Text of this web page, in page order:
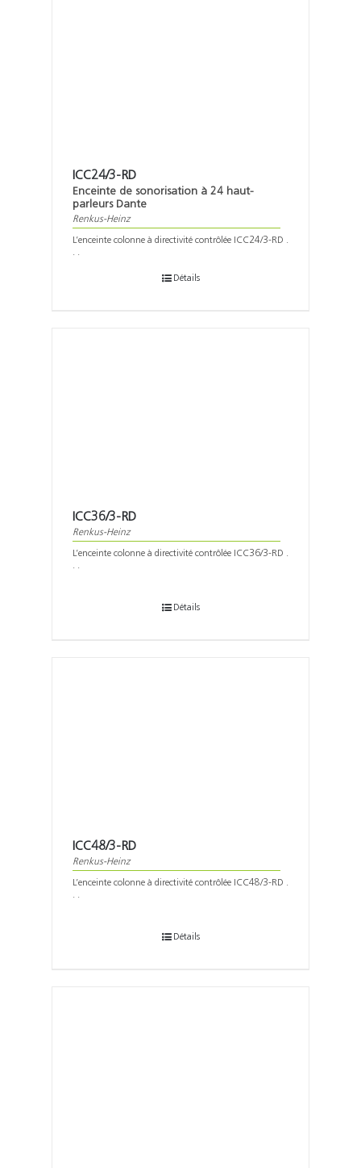
ICC24/3-RD
Enceinte de sonorisation à 24 haut-
parleurs Dante
Renkus-Heinz
L’enceinte colonne à directivité contrôlée ICC24/3-RD .
. .
Détails
ICC36/3-RD
Renkus-Heinz
L’enceinte colonne à directivité contrôlée ICC36/3-RD .
. .
Détails
ICC48/3-RD
Renkus-Heinz
L’enceinte colonne à directivité contrôlée ICC48/3-RD .
. .
Détails